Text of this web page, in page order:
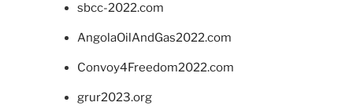
sbcc-2022.com
AngolaOilAndGas2022.com
Convoy4Freedom2022.com
grur2023.org